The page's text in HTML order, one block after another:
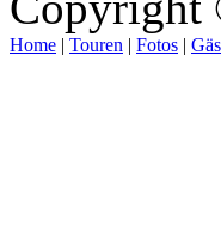
Home | Touren | Fotos |